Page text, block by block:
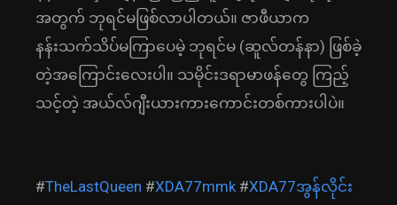
အတွက် ဘုရင်မဖြစ်လာပါတယ်။ ဇာဖီယာက
နန်းသက်သိပ်မကြာပေမဲ့ ဘုရင်မ (ဆူလ်တန်နာ) ဖြစ်ခဲ့
တဲ့အကြောင်းလေးပါ။ သမိုင်းဒရာမာဖန်တွေ ကြည့်
သင့်တဲ့ အယ်လ်ဂျီးယားကားကောင်းတစ်ကားပါပဲ။
#TheLastQueen #XDA77mmk#XDA77အွန်လိုင်း